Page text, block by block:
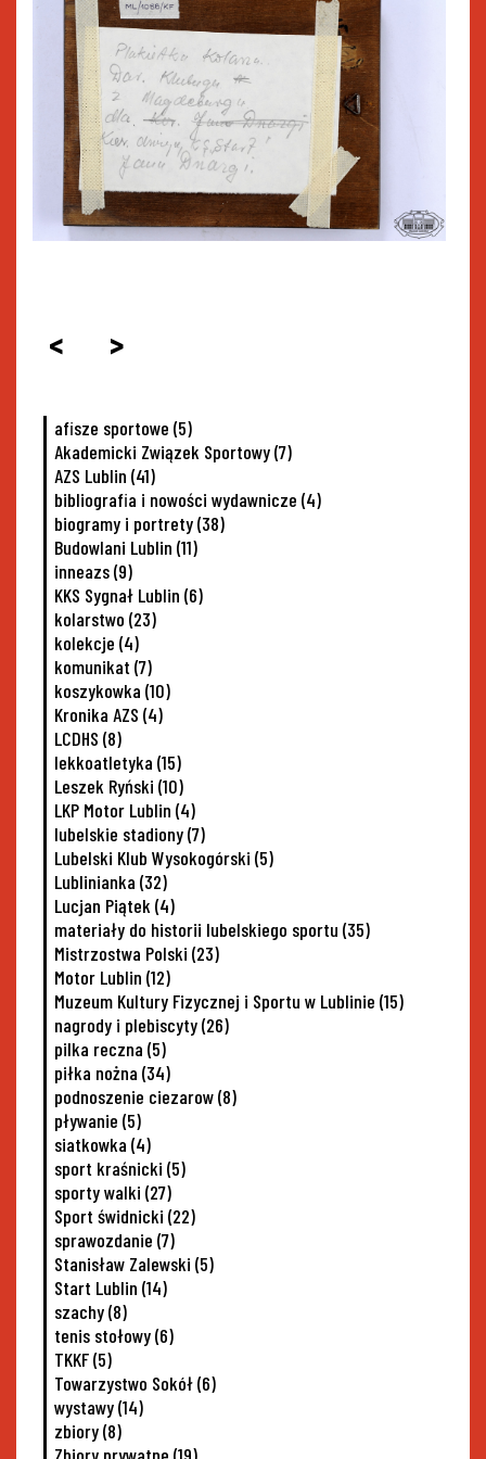
< >
afisze sportowe (5)
Akademicki Związek Sportowy(7)
AZS Lublin (41)
bibliografia i nowości wydawnicze (4)
biogramy i portrety(38)
Budowlani Lublin (11)
inneazs(9)
KKS Sygnał Lublin (6)
kolarstwo (23)
kolekcje (4)
komunikat (7)
koszykowka (10)
Kronika AZS (4)
LCDHS (8)
lekkoatletyka (15)
Leszek Ryński (10)
LKP Motor Lublin (4)
lubelskie stadiony(7)
Lubelski Klub Wysokogórski (5)
Lublinianka (32)
Lucjan Piątek (4)
materiały do historii lubelskiego sportu (35)
Mistrzostwa Polski (23)
Motor Lublin (12)
Muzeum Kultury Fizycznej i Sportu w Lublinie (15)
nagrody i plebiscyty(26)
pilka reczna (5)
piłka nożna (34)
podnoszenie ciezarow(8)
pływanie (5)
siatkowka (4)
sport kraśnicki (5)
sporty walki (27)
Sport świdnicki (22)
sprawozdanie (7)
Stanisław Zalewski (5)
Start Lublin (14)
szachy(8)
tenis stołowy(6)
TKKF(5)
Towarzystwo Sokół(6)
wystawy(14)
zbiory(8)